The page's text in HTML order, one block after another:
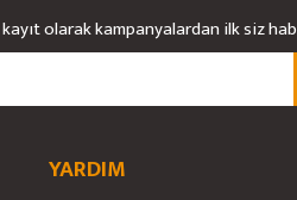
olarak kampanyalardan ilk siz
YARDIM